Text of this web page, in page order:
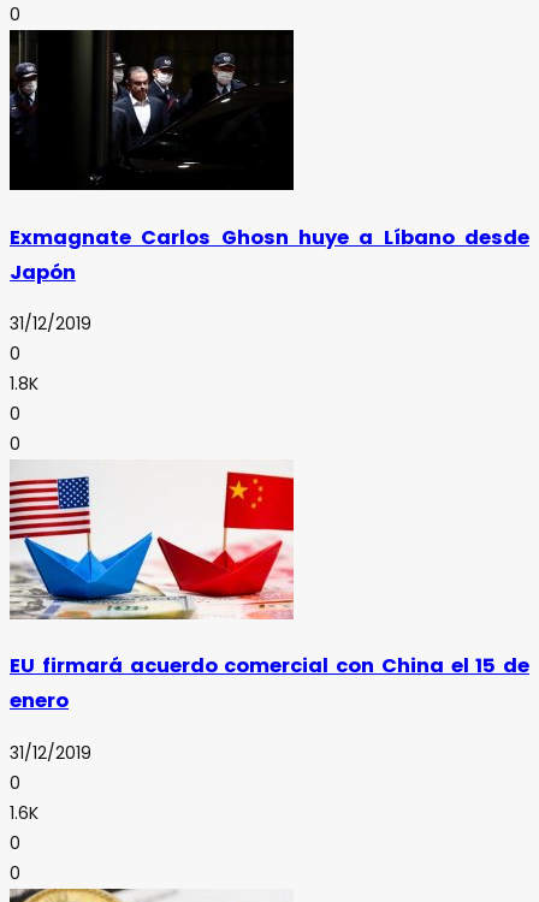
0
Exmagnate Carlos Ghosn huye a Líbano desde
Japón
31/12/2019
0
1.8K
0
0
EU firmará acuerdo comercial con China el 15 de
enero
31/12/2019
0
1.6K
0
0